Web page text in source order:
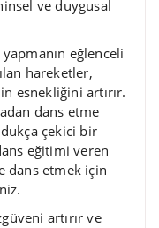
ve duygusal
eğlenceli
hareketler,
esnekliğini artırır.
dans etme
çekici bir
eğitimi veren
dans etmek için
artırır ve